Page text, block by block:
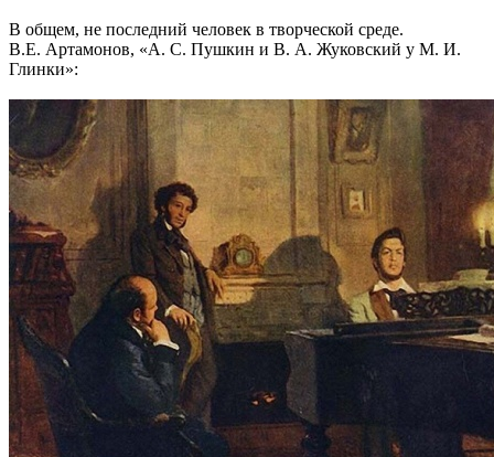
В общем, не последний человек в творческой среде.
В.Е. Артамонов, «А. С. Пушкин и В. А. Жуковский у М. И.
Глинки»: